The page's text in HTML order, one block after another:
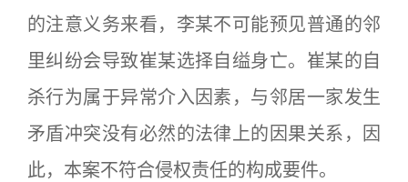
的注意义务来看，李某不可能预见普通的邻
里纠纷会导致崔某选择自缢身亡。崔某的自
杀行为属于异常介入因素，与邻居一家发生
矛盾冲突没有必然的法律上的因果关系，因
此，本案不符合侵权责任的构成要件。